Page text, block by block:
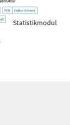
Statistikmodul